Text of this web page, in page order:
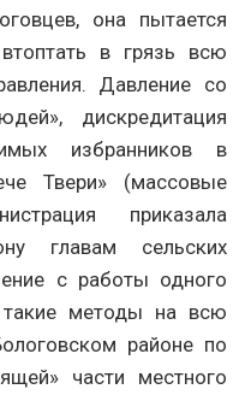
она пытается
в грязь всю
Давление со
дискредитация
избранников в
Твери» (массовые
приказала
главам сельских
с работы одного
методы на всю
районе по
части местного